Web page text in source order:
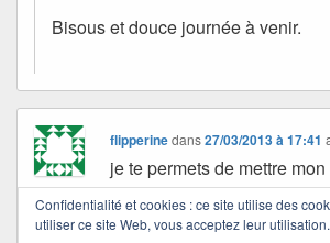
Bisous et douce journée à venir.
flipperinedans27/03/2013 à 17:41
je te permets de mettre
recueil et merci de ton
Confidentialité et cookies : ce site utilise des
utiliser ce site Web, vous acceptez leur utilisation.